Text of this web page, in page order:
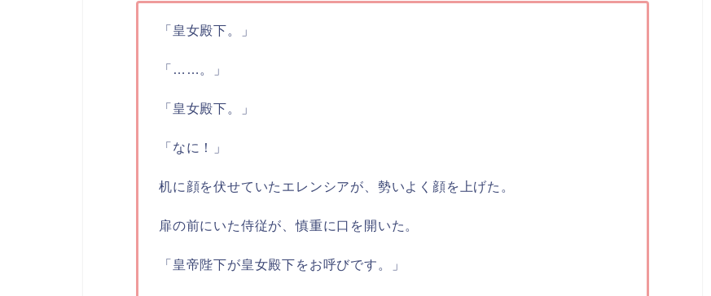
「皇女殿下。」
「……。」
「皇女殿下。」
「なに！」
机に顔を伏せていたエレンシアが、勢いよく顔を上げた。
扉の前にいた侍従が、慎重に口を開いた。
「皇帝陛下が皇女殿下をお呼びです。」